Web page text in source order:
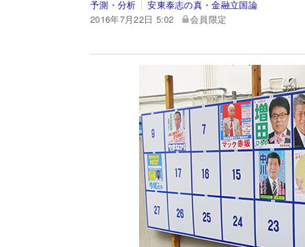
予測・分析
安東泰志の真・金融立国論
2016年7月22日 5:02
会員限定